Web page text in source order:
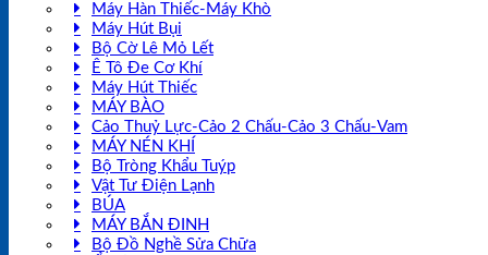
Máy Hàn Thiếc-Máy Khò
Máy Hút Bụi
Bộ Cờ Lê Mỏ Lết
Ê Tô Đe Cơ Khí
Máy Hút Thiếc
MÁY BÀO
Cảo Thuỷ Lực-Cảo 2 Chấu-Cảo 3 Chấu-Vam
MÁY NÉN KHÍ
Bộ Tròng Khẩu Tuýp
Vật Tư Điện Lạnh
BÚA
MÁY BẮN ĐINH
Bộ Đồ Nghề Sửa Chữa